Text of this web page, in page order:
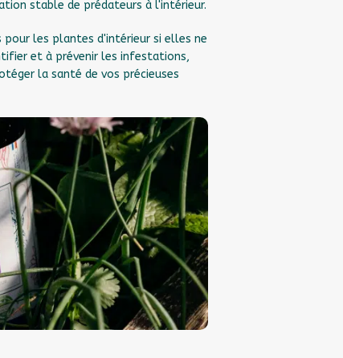
stable de prédateurs à l'intérieur.
pour les plantes d'intérieur si elles ne
et à prévenir les infestations,
la santé de vos précieuses